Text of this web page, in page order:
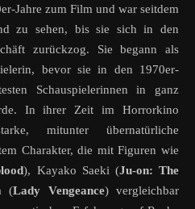
Jahre zum Film und war seitdem
zu sehen, bis sie sich in den
zurückzog. Sie begann als
bevor sie in den 1970er-
Schauspielerinnen in ganz
In ihrer Zeit im Horrorkino
mitunter übernatürliche
Charakter, die mit Figuren wie
), Kayako Saeki (Ju-on: The
(Lady Vengeance) vergleichbar